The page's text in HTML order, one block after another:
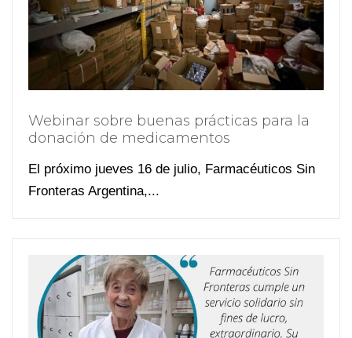
Webinar sobre buenas prácticas para la
donación de medicamentos
El próximo jueves 16 de julio, Farmacéuticos Sin
Fronteras Argentina,...